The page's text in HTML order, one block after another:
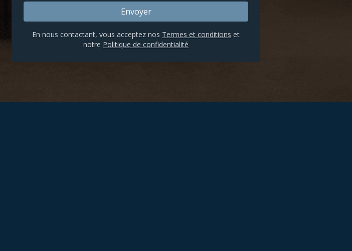
Envoyer
En nous contactant, vous acceptez nos Termes et conditions et
notre Politique de confidentialité